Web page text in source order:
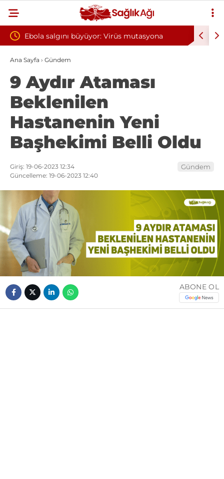
Virüs mutasyona Yılın ilk 6 ayında 10 bini aşkın hasta
Ana Sayfa › Gündem
9 Aydır Ataması
Beklenilen
Hastanenin Yeni
Başhekimi Belli Oldu
Giriş: 19-06-2023 12:34
Güncelleme: 19-06-2023 12:40
Gündem
ABONE OL